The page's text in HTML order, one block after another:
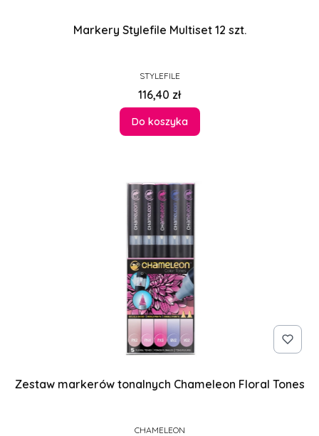
Markery Stylefile Multiset 12 szt.
PRODUCENT
STYLEFILE
Cena
116,40 zł
Do koszyka
Zestaw markerów tonalnych Chameleon Floral Tones
PRODUCENT
CHAMELEON